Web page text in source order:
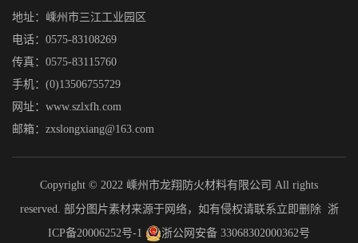
地址：嵊州市三江工业园区
电话：0575-83108269
传真：0575-83115760
手机：(0)13506755729
网址：www.szlxfh.com
邮箱：zxslongxiang@163.com
Copyright © 2022 嵊州市龙翔防火材料有限公司 All rights
reserved. 部分图片素材来源于网络，如有侵权请联系立即删除 浙
ICP备20006252号-1
浙公网安备 33068302000362号